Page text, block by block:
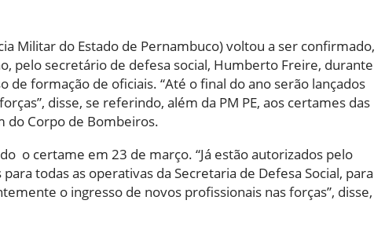
Militar do Estado de Pernambuco) voltou a ser confirmado,
pelo secretário de defesa social, Humberto Freire, durante
de formação de oficiais. “Até o final do ano serão lançados
disse, se referindo, além da PM PE, aos certames das
do Corpo de Bombeiros.
o certame em 23 de março. “Já estão autorizados pelo
todas as operativas da Secretaria de Defesa Social, para
o ingresso de novos profissionais nas forças”, disse,